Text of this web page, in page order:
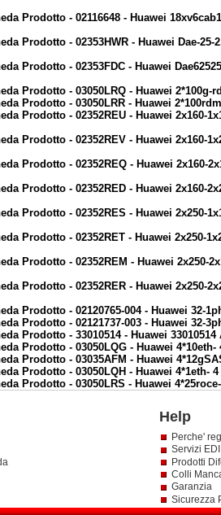
Prodotto - 02116648 - Huawei
Prodotto - 02353HWR - Huawei Dae-
Prodotto - 02353FDC - Huawei
Prodotto - 03050LRQ - Huawei
Prodotto - 03050LRR - Huawei
Prodotto - 02352REU - Huawei
Prodotto - 02352REV - Huawei
Prodotto - 02352REQ - Huawei
Prodotto - 02352RED - Huawei
Prodotto - 02352RES - Huawei
Prodotto - 02352RET - Huawei
Prodotto - 02352REM - Huawei
Prodotto - 02352RER - Huawei
Prodotto - 02120765-004 - Huawei 32-
Prodotto - 02121737-003 - Huawei 32-
Prodotto - 33010514 - Huawei
Prodotto - 03050LQG - Huawei
Prodotto - 03035AFM - Huawei
Prodotto - 03050LQH - Huawei 4*1eth-
Prodotto - 03050LRS - Huawei
Help
Perche'
Servizi
Prodotti
Colli
Garanzia
Sicurezza